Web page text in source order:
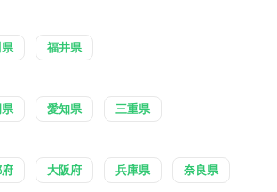
福井県
愛知県 三重県
大阪府 兵庫県 奈良県